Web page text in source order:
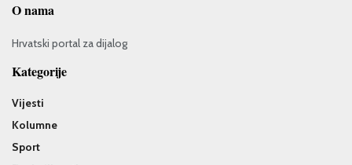
O nama
Hrvatski portal za dijalog
Kategorije
Vijesti
Kolumne
Sport